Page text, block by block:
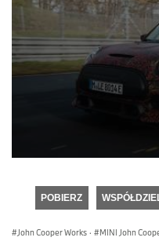
seconds
POBIERZ
John Cooper Works · MINI John